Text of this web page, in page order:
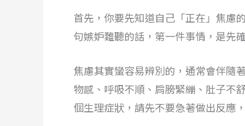
首先，你要先知道自己「正在」焦慮
句嫉妒難聽的話，第一件事情，是
焦慮其實蠻容易辨別的，通常會伴隨
物感、呼吸不順、肩膀緊繃、肚子不
個生理症狀，請先不要急著做出反應